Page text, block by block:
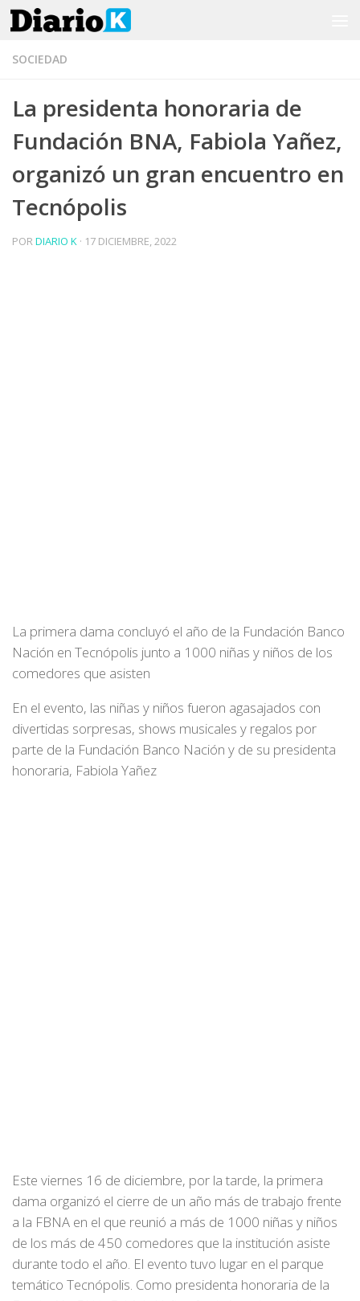
Saltar al contenido
SOCIEDAD
La presidenta honoraria de
Fundación BNA, Fabiola Yañez,
organizó un gran encuentro en
Tecnópolis
PORDIARIO K · 17 DICIEMBRE, 2022
La primera dama concluyó el año de la Fundación Banco
Nación en Tecnópolis junto a 1000 niñas y niños de los
comedores que asisten
En el evento, las niñas y niños fueron agasajados con
divertidas sorpresas, shows musicales y regalos por
parte de la Fundación Banco Nación y de su presidenta
honoraria, Fabiola Yañez
Este viernes 16 de diciembre, por la tarde, la primera
dama organizó el cierre de un año más de trabajo frente
a la FBNA en el que reunió a más de 1000 niñas y niños
de los más de 450 comedores que la institución asiste
durante todo el año. El evento tuvo lugar en el parque
temático Tecnópolis. Como presidenta honoraria de la